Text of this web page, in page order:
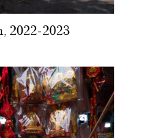
2022-2023